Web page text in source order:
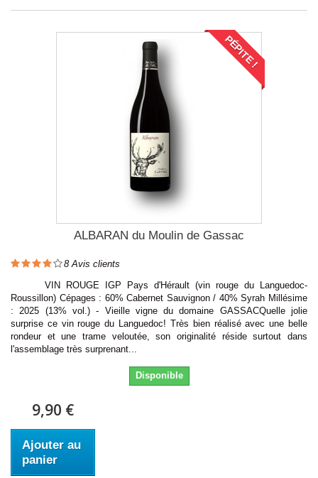
PÉPITE !
ALBARAN du Moulin de Gassac
8 Avis clients
VIN ROUGE IGP Pays d'Hérault (vin rouge du Languedoc-
Roussillon) Cépages : 60% Cabernet Sauvignon / 40% Syrah Millésime
: 2025 (13% vol.) - Vieille vigne du domaine GASSACQuelle jolie
surprise ce vin rouge du Languedoc! Très bien réalisé avec une belle
rondeur et une trame veloutée, son originalité réside surtout dans
l'assemblage très surprenant...
Disponible
9,90 €
Ajouter au
panier